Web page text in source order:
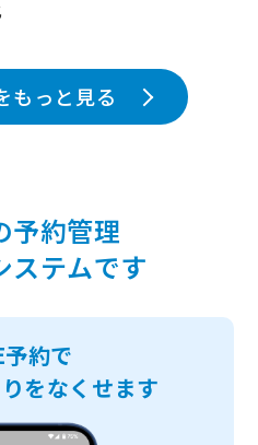
もっと見る
予約管理
ステムです
約で
をなくせます